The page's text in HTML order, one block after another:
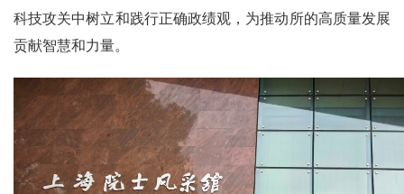
科技攻关中树立和践行正确政绩观，为推动所的高质量发展
贡献智慧和力量。